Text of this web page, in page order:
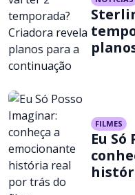
FILMES
Eu